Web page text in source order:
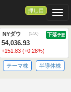
押し目
NYダウ (5:50) 下落予想
54,036.93
+151.83 (+0.28%)
テーマ株 半導体株